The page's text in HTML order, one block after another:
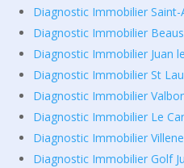
Diagnostic Immobilier Saint-
Diagnostic Immobilier
Diagnostic Immobilier Juan
Diagnostic Immobilier St
Diagnostic Immobilier
Diagnostic Immobilier Le
Diagnostic Immobilier
Diagnostic Immobilier Golf